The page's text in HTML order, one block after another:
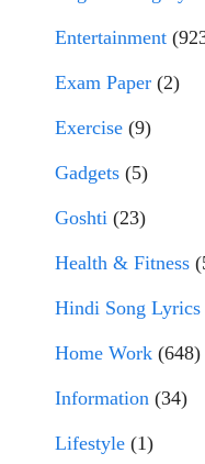
Entertainment
Exam Paper (2)
Exercise (9)
Gadgets (5)
Goshti (23)
Health & Fitness
Hindi Song Lyrics
Home Work (648)
Information (34)
Lifestyle (1)